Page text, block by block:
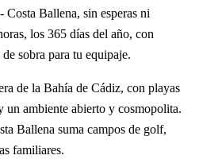
Costa Ballena, sin esperas ni
los 365 días del año, con
sobra para tu equipaje.
de la Bahía de Cádiz, con playas
un ambiente abierto y cosmopolita.
Ballena suma campos de golf,
familiares.